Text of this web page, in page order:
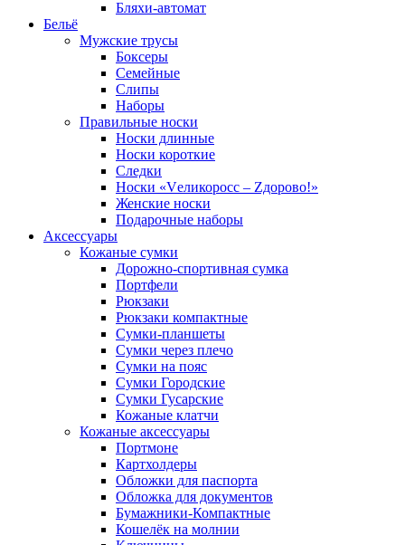
Бляхи-автомат
Бельё
Мужские трусы
Боксеры
Семейные
Слипы
Наборы
Правильные носки
Носки длинные
Носки короткие
Следки
Носки «Vеликоросс – Zдорово!»
Женские носки
Подарочные наборы
Аксессуары
Кожаные сумки
Дорожно-спортивная сумка
Портфели
Рюкзаки
Рюкзаки компактные
Сумки-планшеты
Сумки через плечо
Сумки на пояс
Сумки Городские
Сумки Гусарские
Кожаные клатчи
Кожаные аксессуары
Портмоне
Картхолдеры
Обложки для паспорта
Обложка для документов
Бумажники-Компактные
Кошелёк на молнии